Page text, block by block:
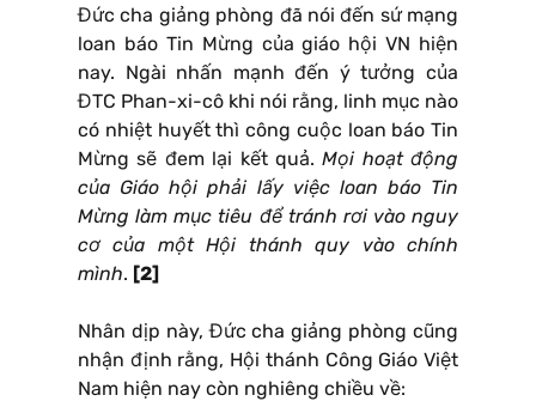
Đức cha giảng phòng đã nói đến sứ mạng
loan báo Tin Mừng của giáo hội VN hiện
nay. Ngài nhấn mạnh đến ý tưởng của
ĐTC Phan-xi-cô khi nói rằng, linh mục nào
có nhiệt huyết thì công cuộc loan báo Tin
Mừng sẽ đem lại kết quả.Mọi hoạt động
của Giáo hội phải lấy việc loan báo Tin
Mừng làm mục tiêu để tránh rơi vào nguy
cơ của một Hội thánh quy vào chính
mình. [2]
Nhân dịp này, Đức cha giảng phòng cũng
nhận định rằng, Hội thánh Công Giáo Việt
Nam hiện nay còn nghiêng chiều về: